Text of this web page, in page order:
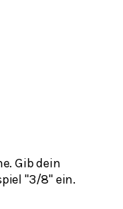
Gib dein
"3/8" ein.